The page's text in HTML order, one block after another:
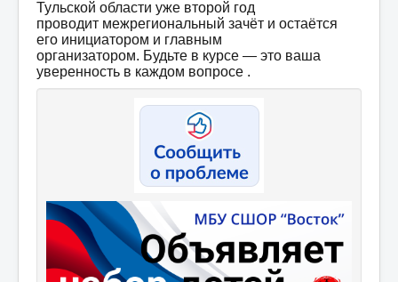
Тульской области уже второй год
проводит межрегиональный зачёт и остаётся
его инициатором и главным
организатором. Будьте в курсе — это ваша
уверенность в каждом вопросе .